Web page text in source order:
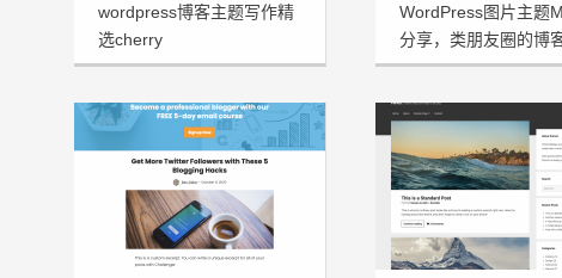
wordpress博客主题写作精
选cherry
WordPress图片主题
分享，类朋友圈的博